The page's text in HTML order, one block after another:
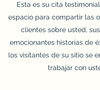
Esta es su cita
espacio para compartir las
clientes sobre usted,
emocionantes historias de
los visitantes de su sitio se
trabajar con